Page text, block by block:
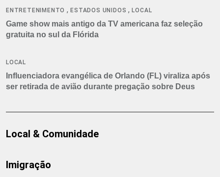
ENTRETENIMENTO ,ESTADOS UNIDOS ,LOCAL
Game show mais antigo da TV americana faz seleção
gratuita no sul da Flórida
LOCAL
Influenciadora evangélica de Orlando (FL) viraliza após
ser retirada de avião durante pregação sobre Deus
Local & Comunidade
Imigração